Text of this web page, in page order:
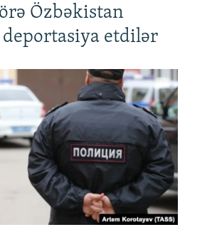
Özbəkistan
deportasiya etdilər